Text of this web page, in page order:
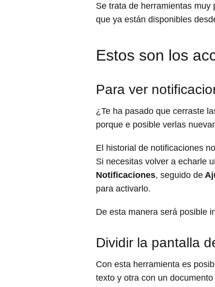
Se trata de herramientas
que ya están disponibles
Estos son los
Para ver
¿Te ha pasado que cerraste
porque e posible verlas
El historial de notificaciones
Si necesitas volver a echarle
Notificaciones, seguido de
para activarlo.
De esta manera será posible
Dividir la pantalla
Con esta herramienta es
texto y otra con un